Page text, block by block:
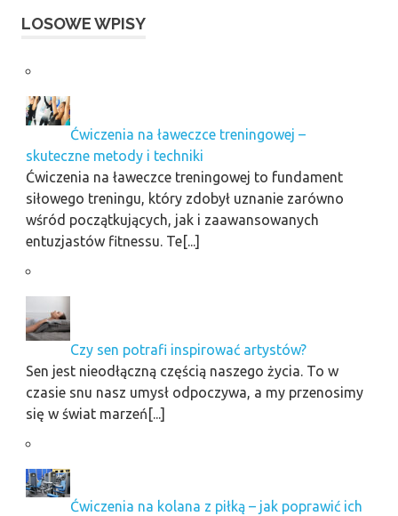
LOSOWE WPISY
Ćwiczenia na ławeczce treningowej –
skuteczne metody i techniki
Ćwiczenia na ławeczce treningowej to fundament
siłowego treningu, który zdobył uznanie zarówno
wśród początkujących, jak i zaawansowanych
entuzjastów fitnessu. Te[...]
Czy sen potrafi inspirować artystów?
Sen jest nieodłączną częścią naszego życia. To w
czasie snu nasz umysł odpoczywa, a my przenosimy
się w świat marzeń[...]
Ćwiczenia na kolana z piłką – jak poprawić ich